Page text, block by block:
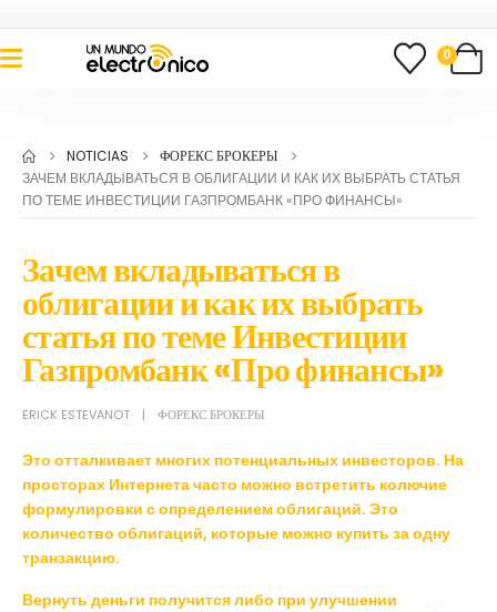
0
NOTICIAS
ФОРЕКС БРОКЕРЫ
ЗАЧЕМ ВКЛАДЫВАТЬСЯ В ОБЛИГАЦИИ И КАК ИХ ВЫБРАТЬ СТАТЬЯ
ПО ТЕМЕ ИНВЕСТИЦИИ ГАЗПРОМБАНК «ПРО ФИНАНСЫ»
Зачем вкладываться в
облигации и как их выбрать
статья по теме Инвестиции
Газпромбанк «Про финансы»
ERICK ESTEVANOT ФОРЕКС БРОКЕРЫ
Это отталкивает многих потенциальных инвесторов. На
просторах Интернета часто можно встретить колючие
формулировки с определением облигаций. Это
количество облигаций, которые можно купить за одну
транзакцию.
Вернуть деньги получится либо при улучшении